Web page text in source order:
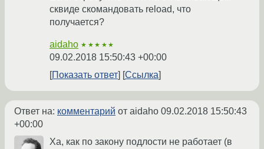
сквиде скомандовать reload, что
получается?
aidaho ★★★★★
09.02.2018 15:50:43 +00:00
Показать ответ
Ссылка
Ответ на: комментарий от aidaho 09.02.2018 15:50:43
+00:00
Ха, как по закону подлости не работает (в